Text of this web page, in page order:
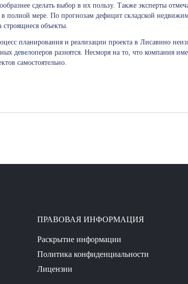
сделать выбор в их пользу. Также эксперты
в полной мере. По прогнозам дефицит складской
строящиеся объекты.
планирования и реализации проекта в Лисавино
девелоперов разнятся. Несморя на то, что компания
самостоятельно.
ПРАВОВАЯ ИНФОРМАЦИЯ
Раскрытие информации
Политика конфиденциальности
Лицензии